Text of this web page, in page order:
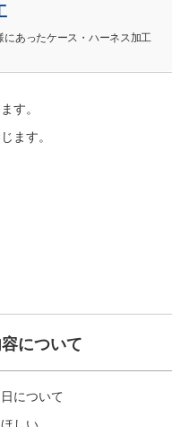
あったケース・ハーネス加工
す。
ます。
について
について
しい